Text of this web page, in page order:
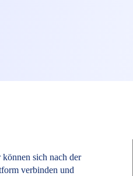
können sich nach der
verbinden und